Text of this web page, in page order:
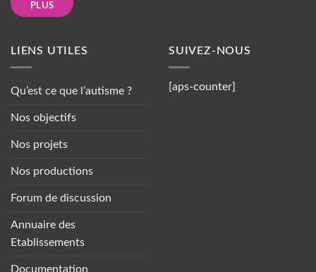
PLUS
LIENS UTILES
Qu’est ce que l’autisme ?
Nos objectifs
Nos projets
Nos productions
Forum de discussion
Annuaire des
Etablissements
Documentation
SUIVEZ-NOUS
[aps-counter]